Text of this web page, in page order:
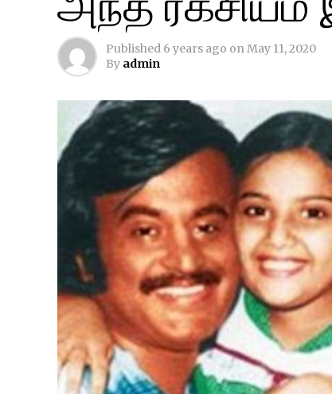
Published 6 years ago onMay 11, 2020
By admin